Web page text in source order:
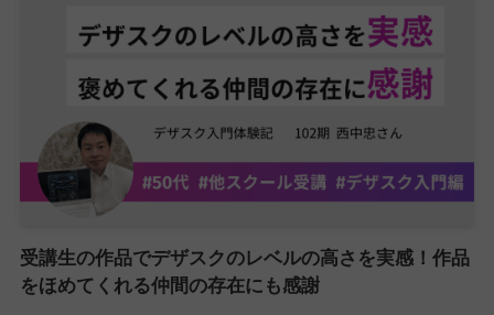
受講生の作品でデザスクのレベルの高さを実感！作品
をほめてくれる仲間の存在にも感謝